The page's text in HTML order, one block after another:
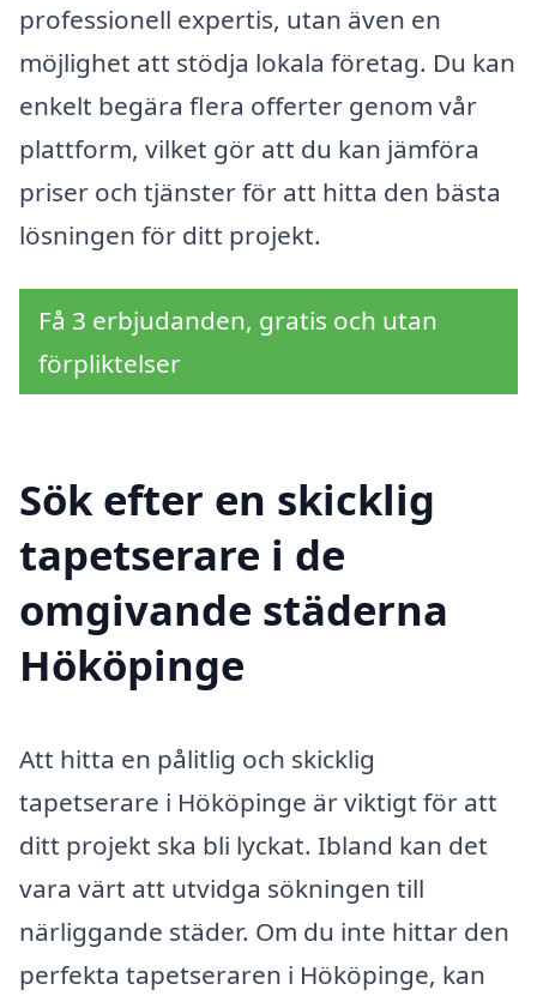
professionell expertis, utan även en
möjlighet att stödja lokala företag. Du kan
enkelt begära flera offerter genom vår
plattform, vilket gör att du kan jämföra
priser och tjänster för att hitta den bästa
lösningen för ditt projekt.
Få 3 erbjudanden, gratis och utan
förpliktelser
Sök efter en skicklig
tapetserare i de
omgivande städerna
Hököpinge
Att hitta en pålitlig och skicklig
tapetserare i Hököpinge är viktigt för att
ditt projekt ska bli lyckat. Ibland kan det
vara värt att utvidga sökningen till
närliggande städer. Om du inte hittar den
perfekta tapetseraren i Hököpinge, kan